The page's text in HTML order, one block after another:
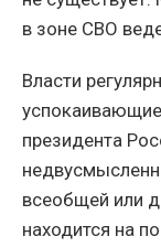
в зоне СВО
Власти
президента
всеобщей или
находится на